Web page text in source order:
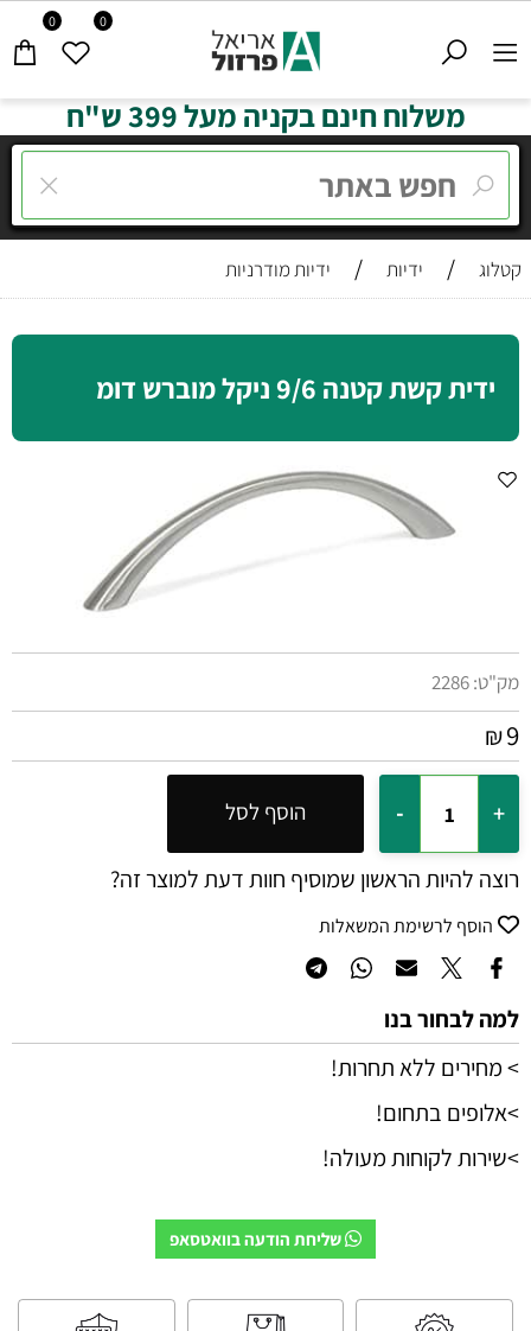
0 0
משלוח חינם בקניה מעל 399 ש"ח
קטלוג / ידיות / ידיות מודרניות
ידית קשת קטנה 9/6 ניקל מוברש דומ
מק"ט:2286
₪9
הוסף לסל
רוצה להיות הראשון שמוסיף חוות דעת למוצר זה?
הוסף לרשימת המשאלות
למה לבחור בנו
> מחירים ללא תחרות!
>אלופים בתחום!
>שירות לקוחות מעולה!
שליחת הודעה בוואטסאפ